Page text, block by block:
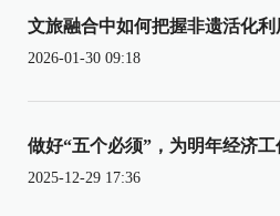
文旅融合中如何把握非遗活化利
2026-01-30 09:18
做好“五个必须”，为明年经济
2025-12-29 17:36